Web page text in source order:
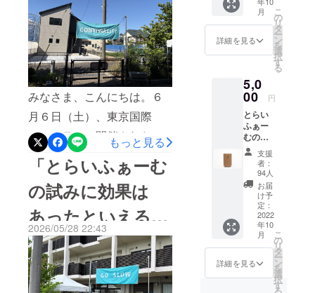
ちらも恒例となった、ご入
居者による「毱花摘み」の
ようすです。摘み取られた
毱花はさらに丁寧に整えら
れて...天ぷらにして味見しま
した！ (^o^)収穫物は小分け
にして、真空パックして冷
凍保存したあと、本日、武
蔵境の醸造所（26Kブルワ
リー）へお届けしました。
これからビールとして形に
なっていく過程を、私たち
も楽しみにしています！
い、手触り、時間の流れと
いった、ささやかな感覚の
積み重ねも関わっているの
かもしれません。特養は、
制度上「生活の場」とされ
ていますが、実際には、ど
こか親近感や帰属意識を感
じにくい面もあります。そ
の原因をひとつ考えてみる
と、「生活の香り」の乏し
さが挙げられるかもしれま
せん。 特養を含む高齢者
施設の多くは、安全性や効
率性を重視するなかで、管
みなさま、こんにちは。６
月６日（土）、東京国際
フォーラムで開催された
「第27回日本認知症ケア学
会大会」において、とらい
ふぁーむの取り組みをポス
ター発表してきました！当
日の発表会場の様子です。
本写真は、学会運営事務局
に確認のうえ、会場内の掲
もっと見る
「とらいふぁーむ
の試みに効果は
あったといえる
か」
2026/05/28 22:43
「人生」を
支えつつ、
より良い福
祉社会の創
いとの法人
の願いが込
められてお
ります。
こうした理
念のもと、
1999年にデ
イサービス
センター
いる境南」
ます。
ます。
● お礼
のメッ
セー
ジ、活
動報告
をお送
りしま
す。 ※
プロ
ジェク
トペー
ジ「活
動報
告」欄
にてご
報告さ
せてい
ただき
ます。
閉じる
月
詳細を見る
こ
の
リ
タ
ー
ン
を
選
択
す
る
5,0
00 円
とらい
ふぁー
むの中
に将来
設置す
る予定
のカ
フェで
使用す
ること
を検討
してい
る
PAPLU
S︎（パプ
ラス）
支援
者：
94人
お届
け予
定：
2022
年10
月
詳細を見る
こ
の
リ
タ
ー
ン
を
選
択
す